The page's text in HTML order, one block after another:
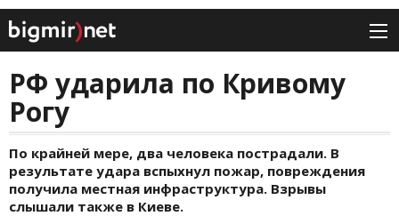
РФ ударила по Кривому
Рогу
По крайней мере, два человека пострадали. В
результате удара вспыхнул пожар, повреждения
получила местная инфраструктура. Взрывы
слышали также в Киеве.